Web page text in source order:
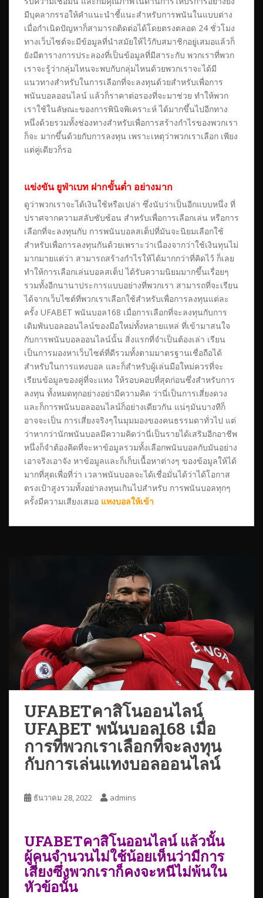
มีบุคลากรรอให้คำแนะนำชี้แนะสำหรับการพนันในแบบต่าง
เมื่อกำเนิดปัญหาก็สามารถติดต่อได้โดยตรงตลอด 24 ชั่วโมง
ทางเว็บไซต์จะมีข้อมูลที่นำสมัยให้ไว้กับสมาชิกอยู่เสมอแล้วก็
ยังมีตารางการประลองที่เป็นข้อมูลที่มีสาระกับ พวกเราที่พวก
เราจะรู้ว่ากลุ่มไหนจะพบกับกลุ่มไหนด้วยพวกเราจะได้มี
แนวทางสำหรับในการเลือกที่จะลงทุนด้วยสำหรับเพื่อการ
พนันบอลออนไลน์ แล้วก็ราคาต่อรองที่จะมาช่วย ทำให้พวก
เราใช้ในลัษณะของการพินิจพิเคราะห์ ได้มากขึ้นไปอีกทาง
หนึ่งด้วยรวมทั้งช่องทางสำหรับเพื่อการสร้างกำไรของพวกเรา
ก็จะ มากขึ้นด้วยกับการลงทุน เพราะเหตุว่าพวกเราเลือก เพียง
แต่คู่เดียวก็รอ
แข่งขัน ยูฟ่าเบท ฝากขั้นต่ำ อย่างมาก
ดูว่าพวกเราจะได้เงินใช้หรือเปล่า ซึ่งนับว่าเป็นอีกแบบหนึ่ง ที่
ปราศจากความสลับซับซ้อน สำหรับเพื่อการเลือกเล่น หรือการ
เลือกที่จะลงทุนกับ การพนันบอลสเต็ปที่มันจะนิยมเลือกใช้
สำหรับเพื่อการลงทุนกันด้วยเพราะว่าเนื่องจากว่าใช้เงินทุนไม่
มากมายแต่ว่า สามารถสร้างกำไรให้ได้มากกว่าที่คิดไว้ ก็เลย
ทำให้การเลือกเล่นบอลสเต็ป ได้รับความนิยมมากขึ้นเรื่อยๆ
รวมทั้งอีกนานาประการแบบอย่างที่พวกเรา สามารถที่จะเรียน
ได้จากเว็บไซต์ที่พวกเราเลือกใช้สำหรับเพื่อการลงทุนแต่ละ
ครั้ง UFABET พนันบอล168 เมื่อการเลือกที่จะลงทุนกับการ
เดิมพันบอลออนไลน์ของมือใหม่ทั้งหลายแหล่ ที่เข้ามาสนใจ
กับการพนันบอลออนไลน์นั้น สิ่งแรกที่จำเป็นต้องเล่า เรียน
เป็นการมองหาเว็บไซต์ที่ดีรวมทั้งตามมาตรฐานเชื่อถือได้
สำหรับในการแทงบอล และก็สำหรับผู้เล่นมือใหม่ควรที่จะ
เรียนข้อมูลของคู่ที่จะแทง ให้รอบคอบที่สุดก่อนซึ่งสำหรับการ
ลงทุน ทั้งหมดทุกอย่างอย่ามีความคิด ว่านี่เป็นการเสี่ยงดวง
และก็การพนันบอลออนไลน์ก็อย่างเดียวกัน แน่ๆมันบางทีก็
อาจจะเป็น การเสี่ยงจริงๆในมุมมองของคนธรรมดาทั่วไป แต่
ว่าหากว่านักพนันบอลมีความคิดว่านี่เป็นรายได้เสริมอีกอาชีพ
หนึ่งก็จำต้องคิดที่จะหาข้อมูลรวมทั้งเลือกพนันบอลกับมันอย่าง
เอาจริงเอาจัง หาข้อมูลและก็เก็บเนื้อหาต่างๆ ของข้อมูลให้ได้
มากที่สุดเพื่อที่ว่า เวลาพนันบอลจะได้เชื่อมั่นได้ว่าได้โอกาส
ตรงเป้าสูงรวมทั้งอย่าลงทุนเกินไปสำหรับ การพนันบอลทุกๆ
ครั้งมีความเสียงเสมอ แทงบอลให้เข้า
UFABETคาสิโนออนไลน์
UFABET พนันบอล168 เมื่อ
การที่พวกเราเลือกที่จะลงทุน
กับการเล่นแทงบอลออนไลน์
ธันวาคม 28, 2022 admins
UFABETคาสิโนออนไลน์ แล้วนั้น
ผู้คนจำนวนไม่ใช้น้อยเห็นว่ามีการ
เสี่ยงซึ่งพวกเราก็คงจะหนีไม่พ้นใน
หัวข้อนั้น